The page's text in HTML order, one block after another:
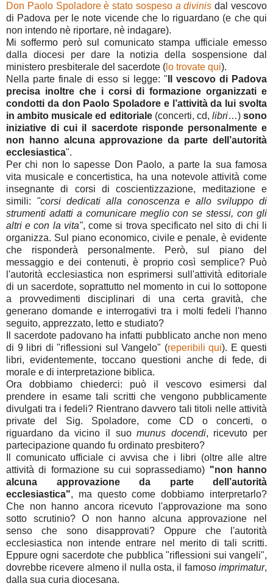
Don Paolo Spoladore è stato sospeso a divinis dal vescovo
di Padova per le note vicende che lo riguardano (e che qui
non intendo nè riportare, nè indagare).
Mi soffermo però sul comunicato stampa ufficiale emesso
dalla diocesi per dare la notizia della sospensione dal
ministero presbiterale del sacerdote ( lo trovate qui).
Nella parte finale di esso si legge: " Il vescovo di Padova
precisa inoltre che i corsi di formazione organizzati e
condotti da don Paolo Spoladore e l’attività da lui svolta
in ambito musicale ed editoriale(concerti, cd, libri…) sono
iniziative di cui il sacerdote risponde personalmente e
non hanno alcuna approvazione da parte dell’autorità
ecclesiastica".
Per chi non lo sapesse Don Paolo, a parte la sua famosa
vita musicale e concertistica, ha una notevole attività come
insegnante di corsi di coscientizzazione, meditazione e
simili: "corsi dedicati alla conoscenza e allo sviluppo di
strumenti adatti a comunicare meglio con se stessi, con gli
altri e con la vita", come si trova specificato nel sito di chi li
organizza. Sul piano economico, civile e penale, è evidente
che risponderà personalmente. Però, sul piano del
messaggio e dei contenuti, è proprio così semplice? Può
l'autorità ecclesiastica non esprimersi sull'attività editoriale
di un sacerdote, soprattutto nel momento in cui lo sottopone
a provvedimenti disciplinari di una certa gravità, che
generano domande e interrogativi tra i molti fedeli l'hanno
seguito, apprezzato, letto e studiato?
Il sacerdote padovano ha infatti pubblicato anche non meno
di 9 libri di "riflessioni sul Vangelo" (reperibili qui). E questi
libri, evidentemente, toccano questioni anche di fede, di
morale e di interpretazione biblica.
Ora dobbiamo chiederci: può il vescovo esimersi dal
prendere in esame tali scritti che vengono pubblicamente
divulgati tra i fedeli? Rientrano davvero tali titoli nelle attività
private del Sig. Spoladore, come CD o concerti, o
riguardano da vicino il suomunus docendi, ricevuto per
partecipazione quando fu ordinato presbitero?
Il comunicato ufficiale ci avvisa che i libri (oltre alle altre
attività di formazione su cui soprassediamo) "non hanno
alcuna approvazione da parte dell’autorità
ecclesiastica", ma questo come dobbiamo interpretarlo?
Che non hanno ancora ricevuto l'approvazione ma sono
sotto scrutinio? O non hanno alcuna approvazione nel
senso che sono disapprovati? Oppure che l'autorità
ecclesiastica non intende entrare nel merito di tali scritti.
Eppure ogni sacerdote che pubblica "riflessioni sui vangeli",
dovrebbe ricevere almeno il nulla osta, il famoso imprimatur,
dalla sua curia diocesana.